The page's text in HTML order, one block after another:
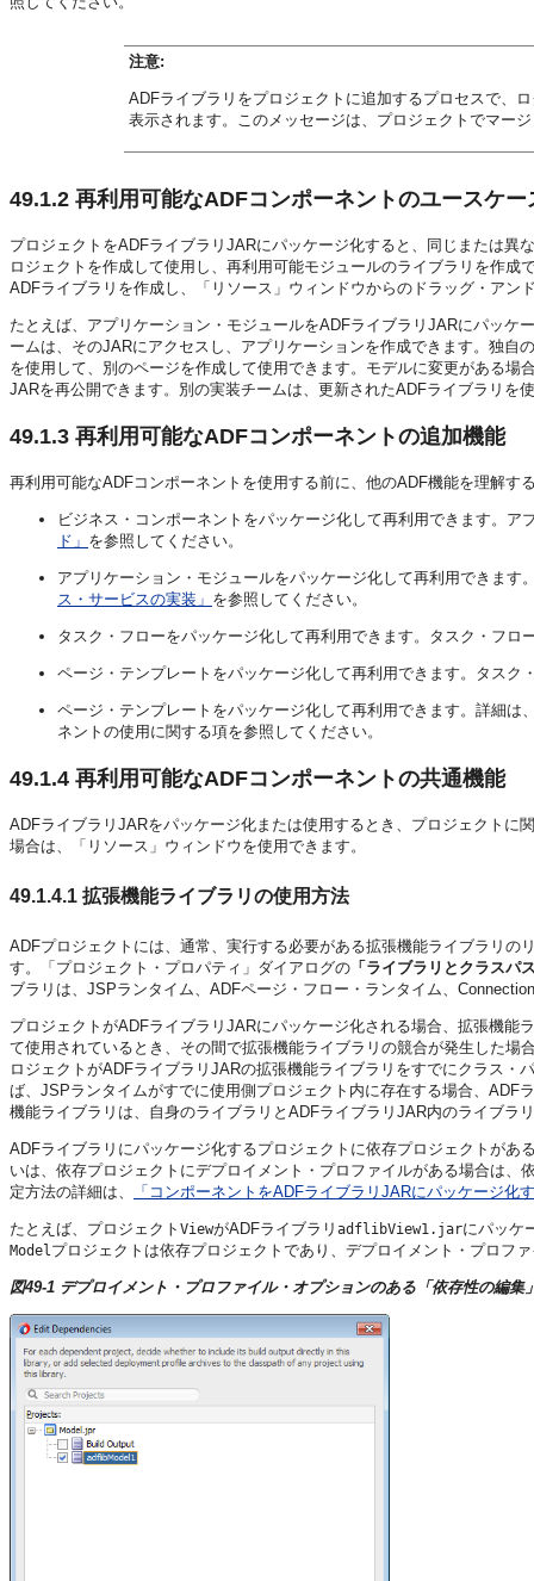
注意:
ADFライブラリをプロジェクトに追加するプロセスで、
表示されます。このメッセージは、プロジェクトでマー
49.1.2 再利用可能なADFコンポーネントのユースケー
プロジェクトをADFライブラリJARにパッケージ化すると、同じまたは
ロジェクトを作成して使用し、再利用可能モジュールのライブラリを作
ADFライブラリを作成し、「リソース」ウィンドウからのドラッグ・アン
たとえば、アプリケーション・モジュールをADFライブラリJARにパッ
ームは、そのJARにアクセスし、アプリケーションを作成できます。独
を使用して、別のページを作成して使用できます。モデルに変更がある
JARを再公開できます。別の実装チームは、更新されたADFライブラリを
49.1.3 再利用可能なADFコンポーネントの追加機能
再利用可能なADFコンポーネントを使用する前に、他のADF機能を理解
ビジネス・コンポーネントをパッケージ化して再利用できます。ア
ド」 を参照してください。
アプリケーション・モジュールをパッケージ化して再利用できます
ス・サービスの実装」 を参照してください。
タスク・フローをパッケージ化して再利用できます。タスク・フロ
ページ・テンプレートをパッケージ化して再利用できます。タスク
ページ・テンプレートをパッケージ化して再利用できます。詳細は
ネントの使用に関する項を参照してください。
49.1.4 再利用可能なADFコンポーネントの共通機能
ADFライブラリJARをパッケージ化または使用するとき、プロジェクト
場合は、「リソース」ウィンドウを使用できます。
49.1.4.1 拡張機能ライブラリの使用方法
ADFプロジェクトには、通常、実行する必要がある拡張機能ライブラリ
す。「プロジェクト・プロパティ」ダイアログの 「ライブラリとクラスパ
ブラリは、JSPランタイム、ADFページ・フロー・ランタイム、
プロジェクトがADFライブラリJARにパッケージ化される場合、拡張機
て使用されているとき、その間で拡張機能ライブラリの競合が発生した
ロジェクトがADFライブラリJARの拡張機能ライブラリをすでにクラス
ば、JSPランタイムがすでに使用側プロジェクト内に存在する場合、
機能ライブラリは、自身のライブラリとADFライブラリJAR内のライブラ
ADFライブラリにパッケージ化するプロジェクトに依存プロジェクトが
いは、依存プロジェクトにデプロイメント・プロファイルがある場合は
定方法の詳細は、
「コンポーネントをADFライブラリJARにパッケージ化
たとえば、プロジェクト ViewがADFライブラリ adflibView1.jarにパッケ
Modelプロジェクトは依存プロジェクトであり、 デプロイメント・プロフ
図49-1 デプロイメント・プロファイル・オプションのある「依存性の編集